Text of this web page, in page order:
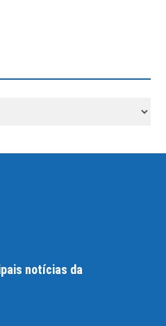
notícias da